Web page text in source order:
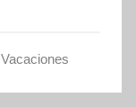
Vacaciones